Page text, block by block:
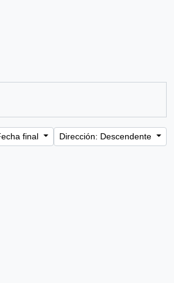
final Dirección: Descendente